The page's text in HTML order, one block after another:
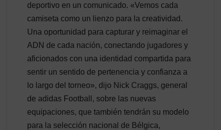
deportivo en un comunicado. «Vemos cada
camiseta como un lienzo para la creatividad.
Una oportunidad para capturar y reimaginar el
ADN de cada nación, conectando jugadores y
aficionados con una identidad compartida para
sentir un sentido de pertenencia y confianza a
lo largo del torneo», dijo Nick Craggs, general
de adidas Football, sobre las nuevas
equipaciones, que también tendrán su modelo
para la selección nacional de Bélgica,